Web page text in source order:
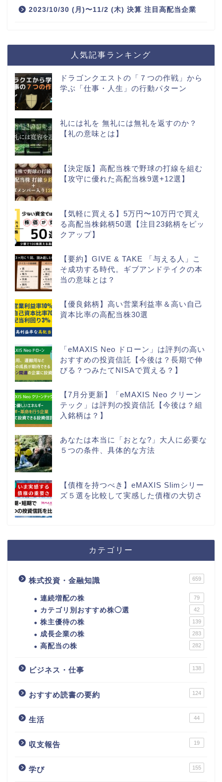
2023/10/30 (月)〜11/2 (木) 決算 注目高配当企業
人気記事ランキング
ドラゴンクエストの「７つの作戦」から
学ぶ「仕事・人生」の行動パターン
礼には礼を 無礼には無礼を返すのか？
【礼の意味とは】
【決定版】高配当株で野球の打線を組む
【攻守に優れた高配当株9選+12選】
【気軽に買える】5万円〜10万円で買え
る高配当株銘柄50選【注目23銘柄をピッ
クアップ】
【要約】GIVE & TAKE 「与える人」こ
そ成功する時代。ギブアンドテイクの本
当の意味とは？
【優良銘柄】高い営業利益率＆高い自己
資本比率の高配当株30選
「eMAXIS Neo ドローン」は評判の高い
おすすめの投資信託【今後は？長期で伸
びる？つみたてNISAで買える？】
【7月分更新】「eMAXIS Neo クリーン
テック」は評判の投資信託【今後は？組
入銘柄は？】
あなたは本当に「おとな?」大人に必要な
５つの条件、具体的な方法
【債権を持つべき】eMAXIS Slimシリー
ズ５選を比較して実感した債権の大切さ
カテゴリー
株式投資・金融知識 659
連続増配の株 79
カテゴリ別おすすめ株◯選 42
株主優待の株 139
成長企業の株 283
高配当の株 282
ビジネス・仕事 138
おすすめ読書の要約 124
生活 44
収支報告 19
学び 155